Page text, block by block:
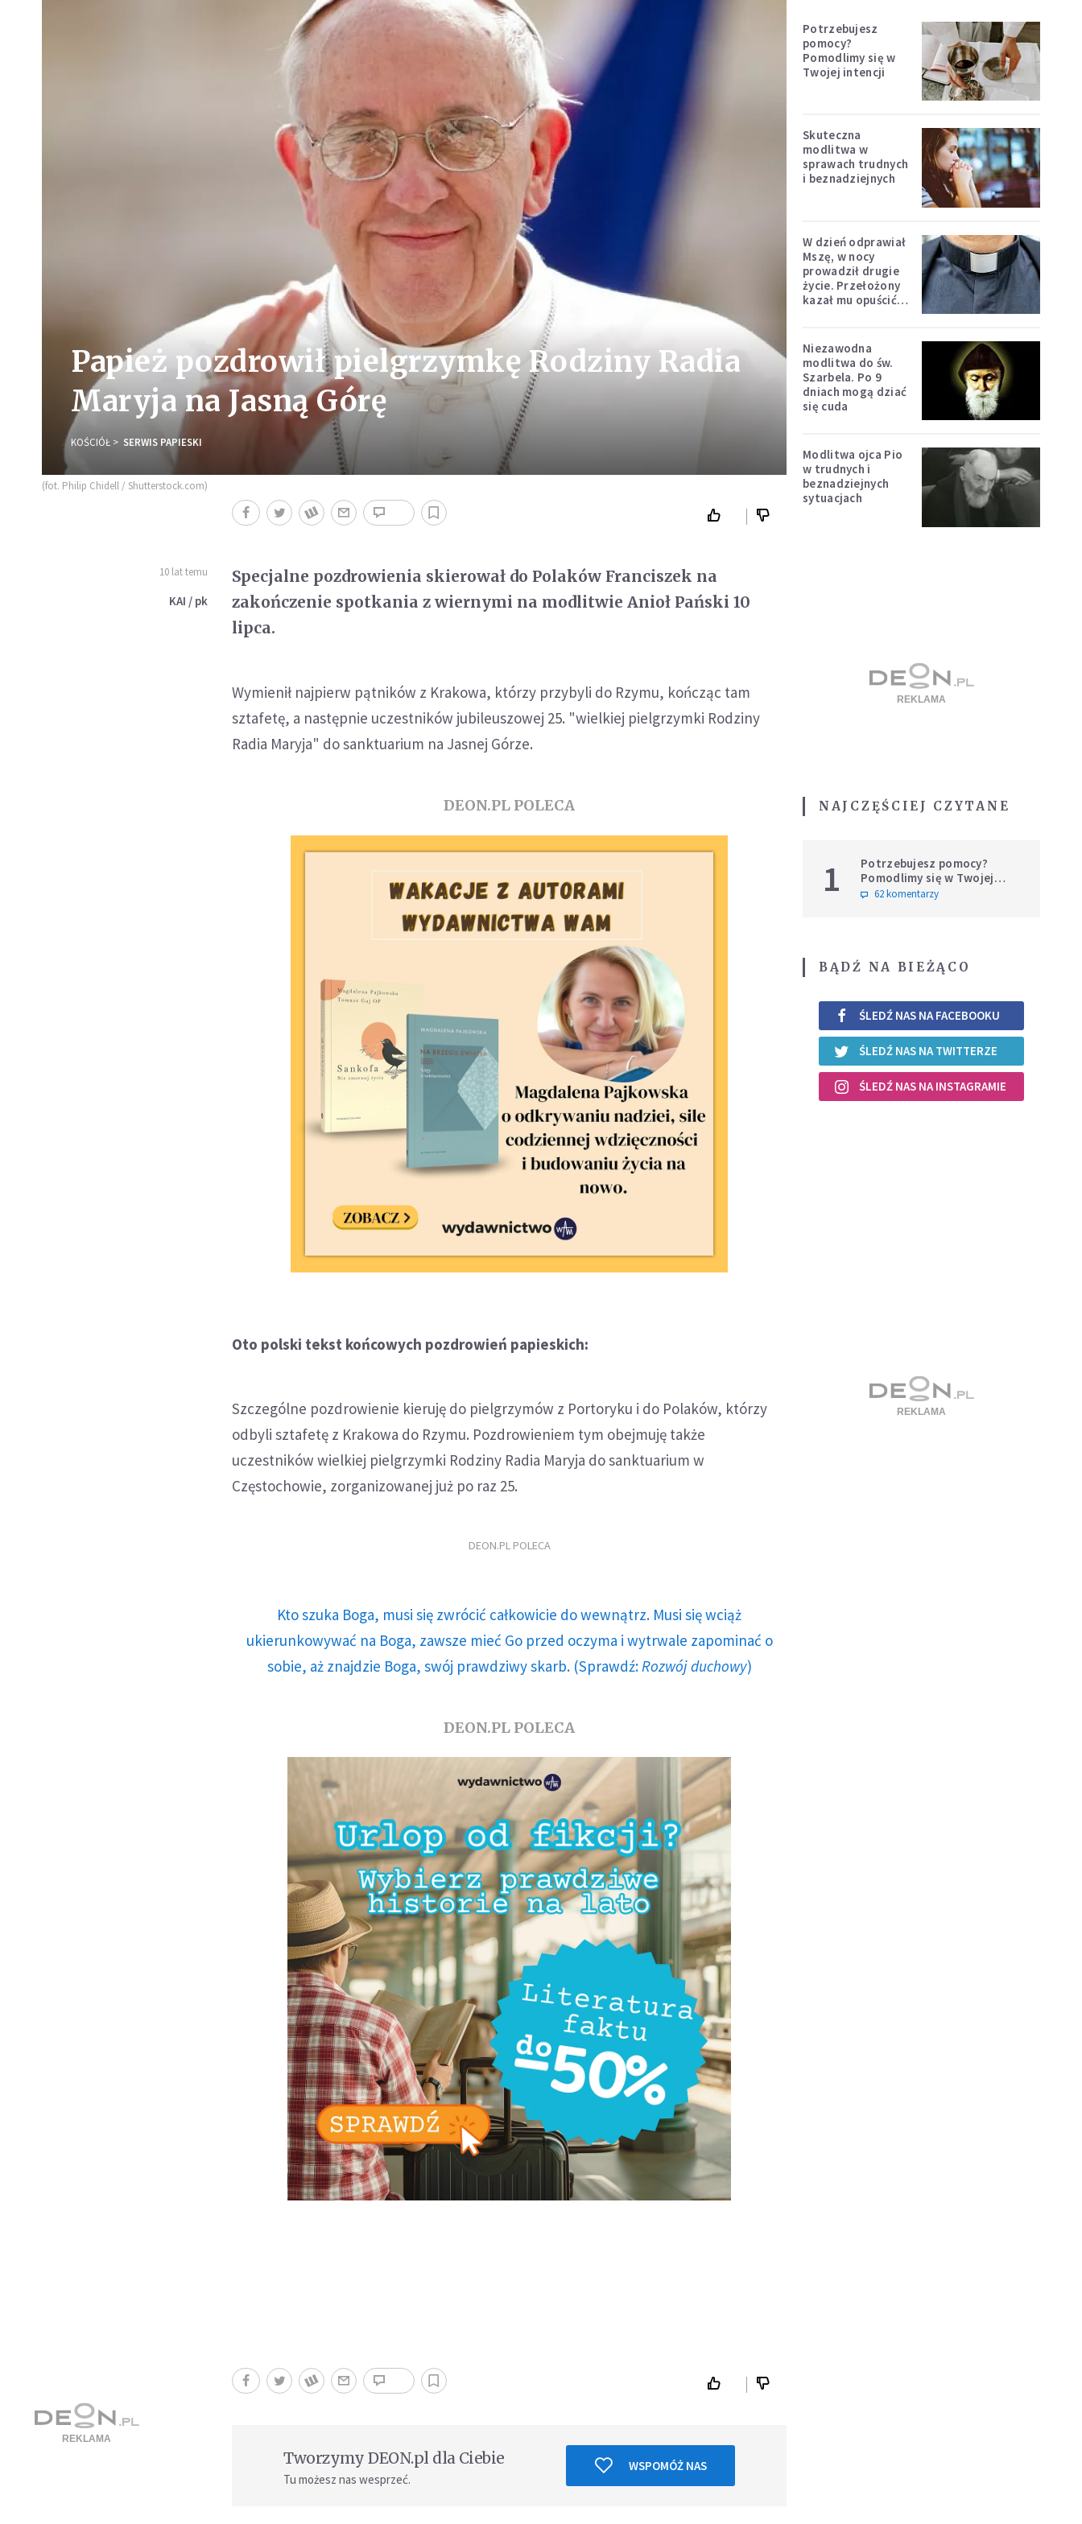
Papież pozdrowił pielgrzymkę Rodziny Radia
Maryja na Jasną Górę
KOŚCIÓŁ SERWIS PAPIESKI
(fot. Philip Chidell / Shutterstock.com)
10 lat temu
KAI / pk
Specjalne pozdrowienia skierował do Polaków Franciszek na
zakończenie spotkania z wiernymi na modlitwie Anioł Pański 10
lipca.
Wymienił najpierw pątników z Krakowa, którzy przybyli do Rzymu, kończąc tam
sztafetę, a następnie uczestników jubileuszowej 25. "wielkiej pielgrzymki Rodziny
Radia Maryja" do sanktuarium na Jasnej Górze.
DEON.PL POLECA
Oto polski tekst końcowych pozdrowień papieskich:
Szczególne pozdrowienie kieruję do pielgrzymów z Portoryku i do Polaków, którzy
odbyli sztafetę z Krakowa do Rzymu. Pozdrowieniem tym obejmuję także
uczestników wielkiej pielgrzymki Rodziny Radia Maryja do sanktuarium w
Częstochowie, zorganizowanej już po raz 25.
DEON.PL POLECA
Kto szuka Boga, musi się zwrócić całkowicie do wewnątrz. Musi się wciąż
ukierunkowywać na Boga, zawsze mieć Go przed oczyma i wytrwale zapominać o
sobie, aż znajdzie Boga, swój prawdziwy skarb. (Sprawdź: Rozwój duchowy)
DEON.PL POLECA
Tworzymy DEON.pl dla Ciebie
Tu możesz nas wesprzeć.
WSPOMÓŻ NAS
Potrzebujesz
pomocy?
Pomodlimy się w
Twojej intencji
Skuteczna
modlitwa w
sprawach trudnych
i beznadziejnych
W dzień odprawiał
Mszę, w nocy
prowadził drugie
życie. Przełożony
kazał mu opuścić
Niezawodna
modlitwa do św.
Szarbela. Po 9
dniach mogą dziać
się cuda
Modlitwa ojca Pio
w trudnych i
beznadziejnych
sytuacjach
NAJCZĘŚCIEJ CZYTANE
1
Potrzebujesz pomocy?
Pomodlimy się w Twojej
intencji
62 komentarzy
BĄDŹ NA BIEŻĄCO
ŚLEDŹ NAS NA FACEBOOKU
ŚLEDŹ NAS NA TWITTERZE
ŚLEDŹ NAS NA INSTAGRAMIE